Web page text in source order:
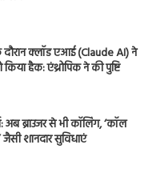
दौरान क्लॉड एआई (Claude AI) ने
हैक: एंथ्रोपिक ने की पुष्टि
ब्राउजर से भी कॉलिंग, ‘कॉल
जैसी शानदार सुविधाएं